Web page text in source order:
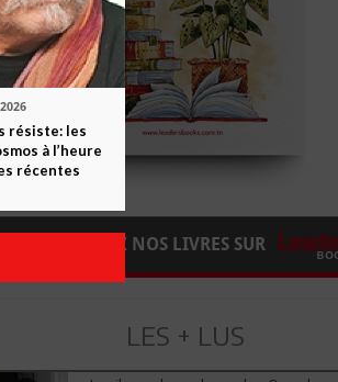
COMMANDEZ NOS LIVRES SUR
LES + LUS
résiste: les
à l’heure
récentes